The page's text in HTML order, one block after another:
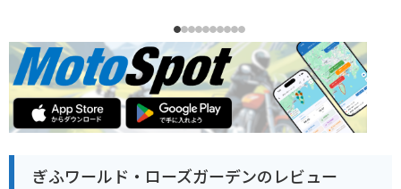
ぎふワールド・ローズガーデンのレビュー